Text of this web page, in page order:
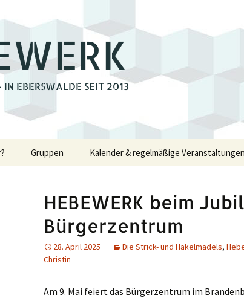
EBERSWALDE SEIT 2013
Gruppen
Fotoclub Eberswalde
Holzwerkstatt
Lastenrad Eberswalde
Makerspace
Kalender & regelmäßige Veranstaltungen
HEBEWERK beim
Bürgerzentrum
28. April 2025 Die Strick- und Häkelmädels,
Christin
Am 9. Mai feiert das Bürgerzentrum im